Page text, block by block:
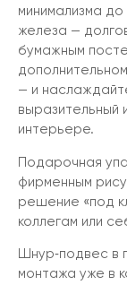
минимализма до
железа —
бумажным
— и
выразительный
интерьере.
Подарочная
фирменным
решение «под
коллегам или
Шнур‑подвес в
монтажа уже в